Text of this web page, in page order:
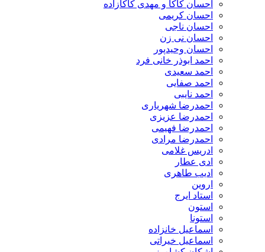
احسان کاکا و مهدی کاکازاده
احسان کریمی
احسان ناجی
احسان نی زن
احسان وحیدپور
احمد ابوذر خانی فرد
احمد سعیدی
احمد صفایی
احمد نایبی
احمدرضا شهریاری
احمدرضا عزیزی
احمدرضا فهیمی
احمدرضا مرادی
ادریس غلامی
ادی عطار
ادیب طاهری
اروین
استاد ایرج
استون
استونا
اسماعیل خانزاده
اسماعیل خیراتی